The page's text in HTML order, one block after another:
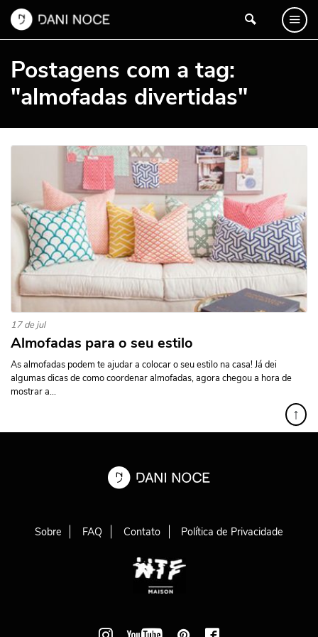
Postagens com a tag:
"almofadas divertidas"
17 de jul
Almofadas para o seu estilo
As almofadas podem te ajudar a colocar o seu estilo na casa! Já dei
algumas dicas de como coordenar almofadas, agora chegou a hora de
mostrar a...
↑
Sobre FAQ Contato Política de Privacidade